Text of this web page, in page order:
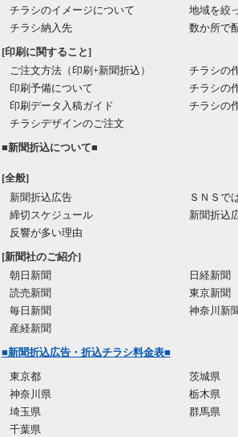
チラシのイメージについて
チラシ納入先
地域を絞
数か所で
[印刷に関すること]
ご注文方法（印刷+新聞折込）
印刷予備について
印刷データ入稿ガイド
チラシデザインのご注文
チラシの
チラシの
チラシの
■新聞折込について■
[全般]
新聞折込広告
締切スケジュール
反響が多い理由
ＳＮＳで
新聞折込
[新聞社のご紹介]
朝日新聞
読売新聞
毎日新聞
産経新聞
日経新聞
東京新聞
神奈川新
■新聞折込広告・折込チラシ料金表■
東京都
神奈川県
埼玉県
千葉県
茨城県
栃木県
群馬県